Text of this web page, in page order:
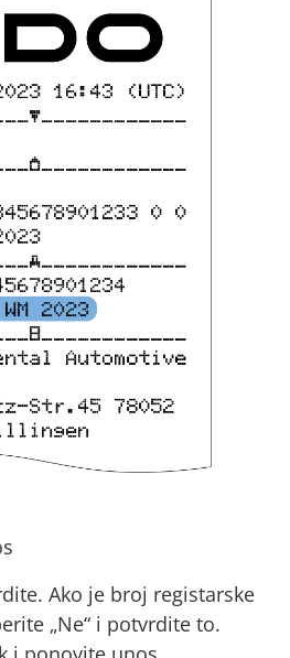
Ako je broj registarske
„Ne“ i potvrdite to.